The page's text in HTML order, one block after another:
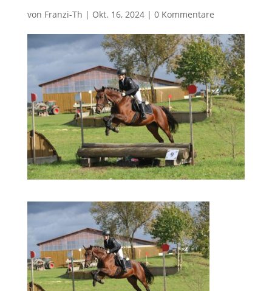
von Franzi-Th | Okt. 16, 2024| 0 Kommentare